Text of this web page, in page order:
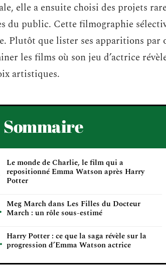
elle a ensuite choisi des projets
du public. Cette filmographie
Plutôt que lister ses apparitions
les films où son jeu d’actrice
artistiques.
Sommaire
Le monde de Charlie, le film qui a
repositionné Emma Watson après Harry
Potter
Meg March dans Les Filles du Docteur
March : un rôle sous-estimé
Harry Potter : ce que la saga révèle sur la
progression d’Emma Watson actrice